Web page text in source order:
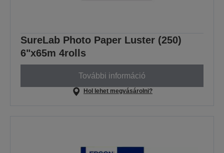
SureLab Photo Paper Luster (250)
6"x65m 4rolls
További információ
Hol lehet megvásárolni?